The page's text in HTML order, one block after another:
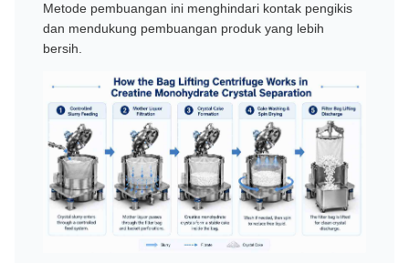
Metode pembuangan ini menghindari kontak pengikis
dan mendukung pembuangan produk yang lebih
bersih.